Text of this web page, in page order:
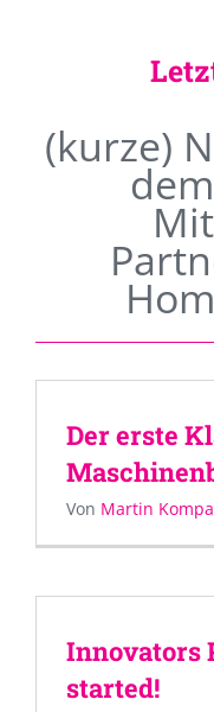
(kurze)
Der erste
Von Martin
Innovators
started!